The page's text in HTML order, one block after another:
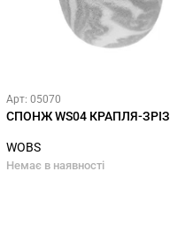
Арт: 05070
СПОНЖ WS04 КРАПЛЯ-ЗРІЗ
WOBS
Немає в наявності